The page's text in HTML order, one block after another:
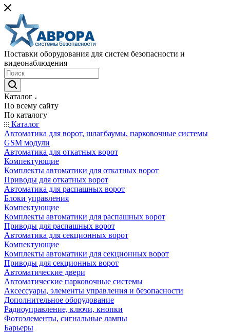
Поставки оборудования для систем безопасности и
видеонаблюдения
Каталог
По всему сайту
По каталогу
Каталог
Автоматика для ворот, шлагбаумы, парковочные системы
GSM модули
Автоматика для откатных ворот
Компектующие
Комплекты автоматики для откатных ворот
Приводы для откатных ворот
Автоматика для распашных ворот
Блоки управления
Компектующие
Комплекты автоматики для распашных ворот
Приводы для распашных ворот
Автоматика для секционных ворот
Компектующие
Комплекты автоматики для секционных ворот
Приводы для секционных ворот
Автоматические двери
Автоматические парковочные системы
Аксессуары, элементы управления и безопасности
Дополнительное оборудование
Радиоуправление, ключи, кнопки
Фотоэлементы, сигнальные лампы
Барьеры